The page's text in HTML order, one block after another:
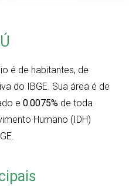
é de habitantes, de
do IBGE. Sua área é de
e 0.0075% de toda
Humano (IDH)